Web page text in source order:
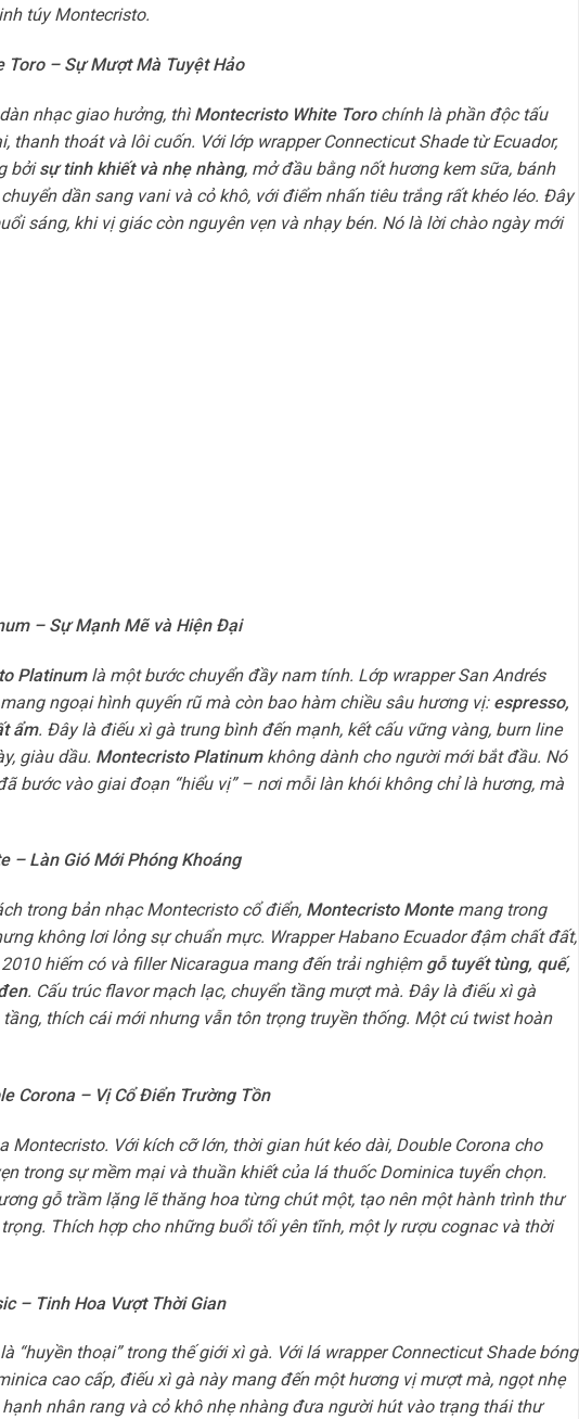
túy Montecristo.
Toro – Sự Mượt Mà Tuyệt Hảo
nhạc giao hưởng, thì Montecristo White Torochính là phần độc tấu
thanh thoát và lôi cuốn. Với lớp wrapper Connecticut Shade từ Ecuador,
bởisự tinh khiết và nhẹ nhàng, mở đầu bằng nốt hương kem sữa, bánh
dần sang vani và cỏ khô, với điểm nhấn tiêu trắng rất khéo léo. Đây
sáng, khi vị giác còn nguyên vẹn và nhạy bén. Nó là lời chào ngày mới
– Sự Mạnh Mẽ và Hiện Đại
Platinumlà một bước chuyển đầy nam tính. Lớp wrapper San Andrés
ngoại hình quyến rũ mà còn bao hàm chiều sâu hương vị: espresso,
ẩm. Đây là điếu xì gà trung bình đến mạnh, kết cấu vững vàng, burn line
giàu dầu. Montecristo Platinumkhông dành cho người mới bắt đầu. Nó
bước vào giai đoạn “hiểu vị” – nơi mỗi làn khói không chỉ là hương, mà
– Làn Gió Mới Phóng Khoáng
trong bản nhạc Montecristo cổ điển, Montecristo Montemang trong
không lơi lỏng sự chuẩn mực. Wrapper Habano Ecuador đậm chất đất,
hiếm có và filler Nicaragua mang đến trải nghiệm gỗ tuyết tùng, quế,
. Cấu trúc flavor mạch lạc, chuyển tầng mượt mà. Đây là điếu xì gà
thích cái mới nhưng vẫn tôn trọng truyền thống. Một cú twist hoàn
Corona – Vị Cổ Điển Trường Tồn
Montecristo. Với kích cỡ lớn, thời gian hút kéo dài, Double Corona cho
trong sự mềm mại và thuần khiết của lá thuốc Dominica tuyển chọn.
gỗ trầm lặng lẽ thăng hoa từng chút một, tạo nên một hành trình thư
Thích hợp cho những buổi tối yên tĩnh, một ly rượu cognac và thời
– Tinh Hoa Vượt Thời Gian
“huyền thoại” trong thế giới xì gà. Với lá wrapper Connecticut Shade bóng
cao cấp, điếu xì gà này mang đến một hương vị mượt mà, ngọt nhẹ
nhân rang và cỏ khô nhẹ nhàng đưa người hút vào trạng thái thư